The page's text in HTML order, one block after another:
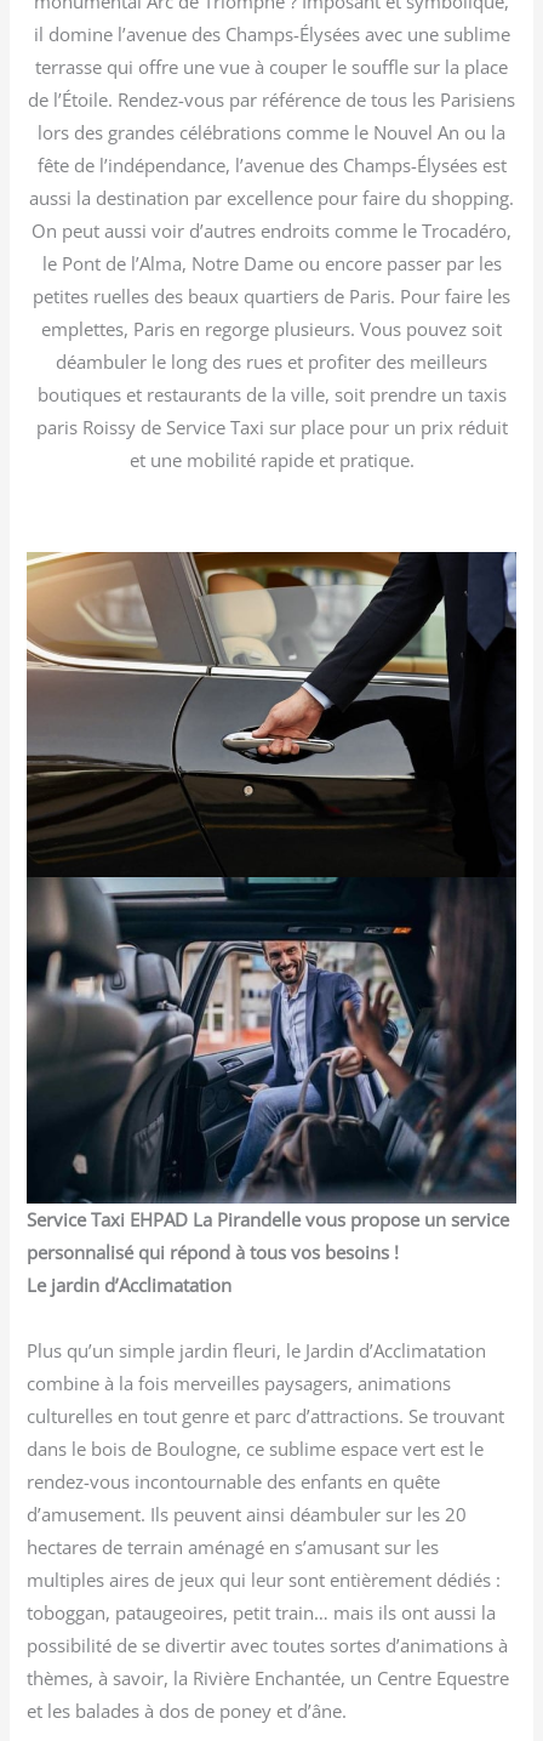
il domine l’avenue des Champs-Élysées avec une sublime
terrasse qui offre une vue à couper le souffle sur la place
de l’Étoile. Rendez-vous par référence de tous les Parisiens
lors des grandes célébrations comme le Nouvel An ou la
fête de l’indépendance, l’avenue des Champs-Élysées est
aussi la destination par excellence pour faire du shopping.
On peut aussi voir d’autres endroits comme le Trocadéro,
le Pont de l’Alma, Notre Dame ou encore passer par les
petites ruelles des beaux quartiers de Paris. Pour faire les
emplettes, Paris en regorge plusieurs. Vous pouvez soit
déambuler le long des rues et profiter des meilleurs
boutiques et restaurants de la ville, soit prendre un taxis
paris Roissy de Service Taxi sur place pour un prix réduit
et une mobilité rapide et pratique.
Service Taxi EHPAD La Pirandelle vous propose un service
personnalisé qui répond à tous vos besoins !
Le jardin d’Acclimatation
Plus qu’un simple jardin fleuri, le Jardin d’Acclimatation
combine à la fois merveilles paysagers, animations
culturelles en tout genre et parc d’attractions. Se trouvant
dans le bois de Boulogne, ce sublime espace vert est le
rendez-vous incontournable des enfants en quête
d’amusement. Ils peuvent ainsi déambuler sur les 20
hectares de terrain aménagé en s’amusant sur les
multiples aires de jeux qui leur sont entièrement dédiés :
toboggan, pataugeoires, petit train… mais ils ont aussi la
possibilité de se divertir avec toutes sortes d’animations à
thèmes, à savoir, la Rivière Enchantée, un Centre Equestre
et les balades à dos de poney et d’âne.